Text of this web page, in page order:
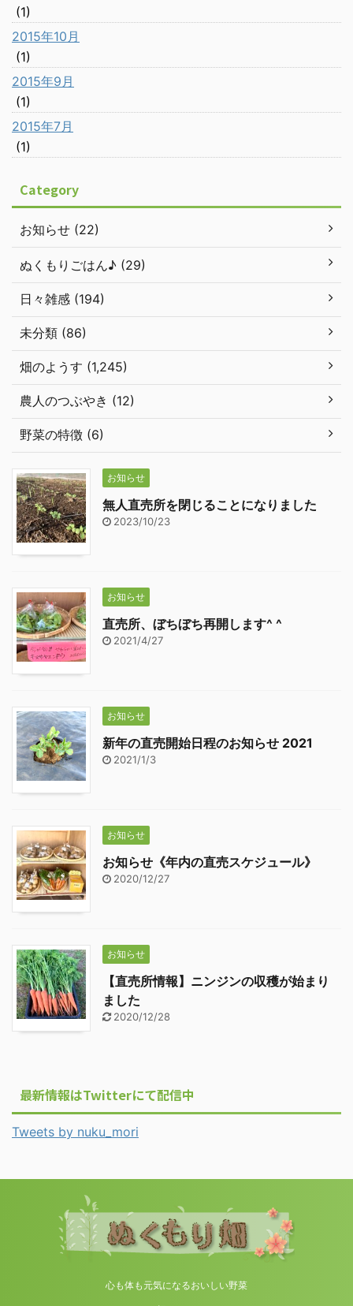
(1)
2015年10月
(1)
2015年9月
(1)
2015年7月
(1)
Category
お知らせ (22)
ぬくもりごはん♪ (29)
日々雑感 (194)
未分類 (86)
畑のようす (1,245)
農人のつぶやき (12)
野菜の特徴 (6)
お知らせ
無人直売所を閉じることになりました
2023/10/23
お知らせ
直売所、ぼちぼち再開します^ ^
2021/4/27
お知らせ
新年の直売開始日程のお知らせ 2021
2021/1/3
お知らせ
お知らせ《年内の直売スケジュール》
2020/12/27
お知らせ
【直売所情報】ニンジンの収穫が始まり
ました
2020/12/28
最新情報はTwitterにて配信中
Tweets by nuku_mori
心も体も元気になるおいしい野菜